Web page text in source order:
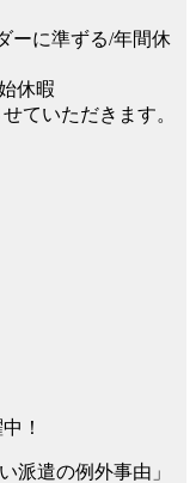
ーに準ずる/年間休
休暇
ていただきます。
！
派遣の例外事由」